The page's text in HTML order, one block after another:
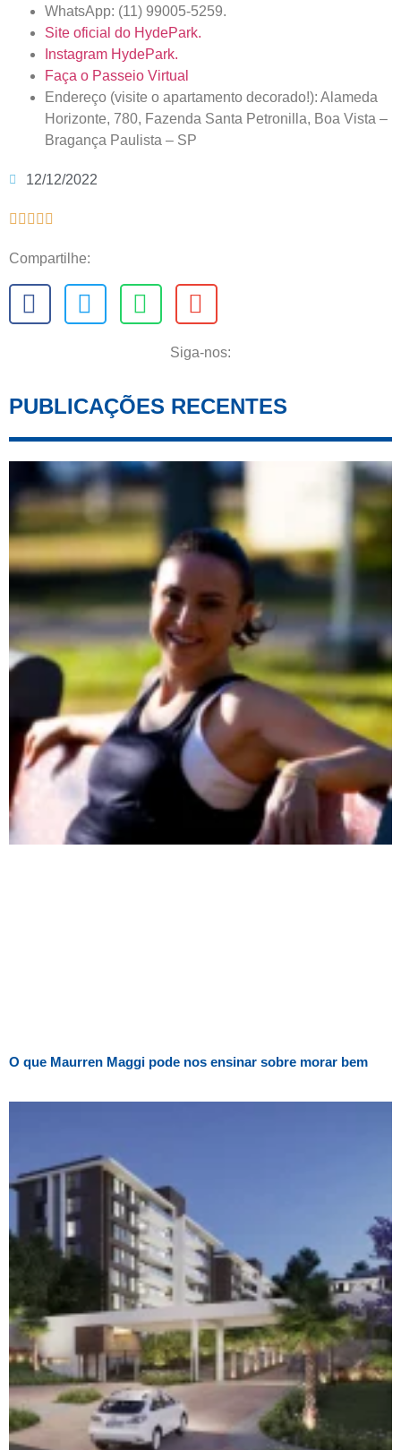
WhatsApp: (11) 99005-5259.
Site oficial do HydePark.
Instagram HydePark.
Faça o Passeio Virtual
Endereço (visite o apartamento decorado!): Alameda
Horizonte, 780, Fazenda Santa Petronilla, Boa Vista –
Bragança Paulista – SP
12/12/2022
    
Compartilhe:
Siga-nos:
PUBLICAÇÕES RECENTES
O que Maurren Maggi pode nos ensinar sobre morar bem